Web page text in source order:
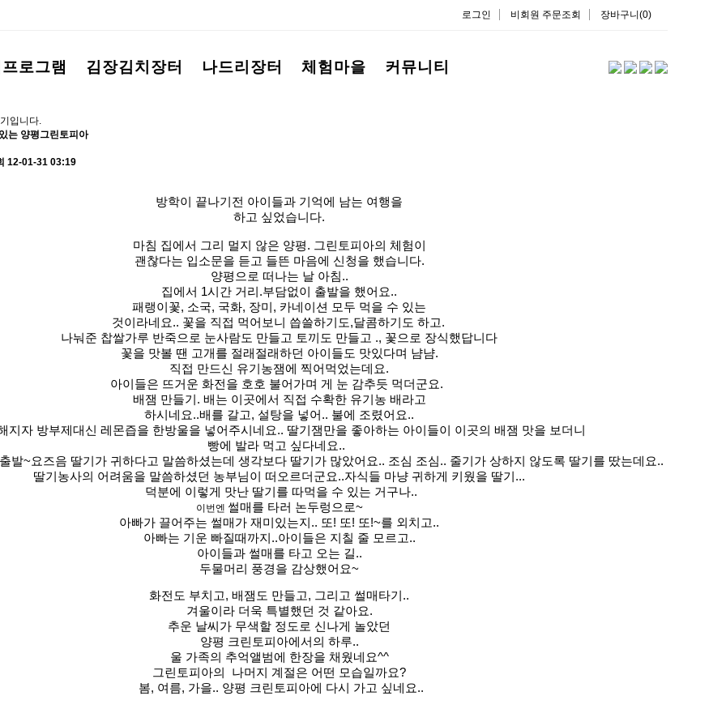
로그인 비회원 주문조회 장바구니(0)
로그램 김장김치장터 나드리장터 체험마을 커뮤니티
입니다.
는 양평그린토피아
12-01-31 03:19
방학이 끝나기전 아이들과 기억에 남는 여행을
하고 싶었습니다.
마침 집에서 그리 멀지 않은 양평. 그린토피아의 체험이
괜찮다는 입소문을 듣고 들뜬 마음에 신청을 했습니다.
양평으로 떠나는 날 아침..
집에서 1시간 거리.부담없이 출발을 했어요..
패랭이꽃, 소국, 국화, 장미, 카네이션 모두 먹을 수 있는
것이라네요.. 꽃을 직접 먹어보니 씁쓸하기도,달콤하기도 하고.
나눠준 찹쌀가루 반죽으로 눈사람도 만들고 토끼도 만들고 ., 꽃으로 장식했답니다
꽃을 맛볼 땐 고개를 절래절래하던 아이들도 맛있다며 냠냠.
직접 만드신 유기농잼에 찍어먹었는데요.
아이들은 뜨거운 화전을 호호 불어가며 게 눈 감추듯 먹더군요.
배잼 만들기. 배는 이곳에서 직접 수확한 유기농 배라고
하시네요..배를 갈고, 설탕을 넣어.. 불에 조렸어요..
지자 방부제대신 레몬즙을 한방울을 넣어주시네요.. 딸기잼만을 좋아하는 아이들이 이곳의 배잼 맛을 보더니
빵에 발라 먹고 싶다네요..
발~요즈음 딸기가 귀하다고 말씀하셨는데 생각보다 딸기가 많았어요.. 조심 조심.. 줄기가 상하지 않도록 딸기를 땄는데요..
딸기농사의 어려움을 말씀하셨던 농부님이 떠오르더군요..자식들 마냥 귀하게 키웠을 딸기...
덕분에 이렇게 맛난 딸기를 따먹을 수 있는 거구나..
이번엔 썰매를 타러 논두렁으로~
아빠가 끌어주는 썰매가 재미있는지.. 또! 또! 또!~를 외치고..
아빠는 기운 빠질때까지..아이들은 지칠 줄 모르고..
아이들과 썰매를 타고 오는 길..
두물머리 풍경을 감상했어요~
화전도 부치고, 배잼도 만들고, 그리고 썰매타기..
겨울이라 더욱 특별했던 것 같아요.
추운 날씨가 무색할 정도로 신나게 놀았던
양평 크린토피아에서의 하루..
울 가족의 추억앨범에 한장을 채웠네요^^
그린토피아의 나머지 계절은 어떤 모습일까요?
봄, 여름, 가을.. 양평 크린토피아에 다시 가고 싶네요..